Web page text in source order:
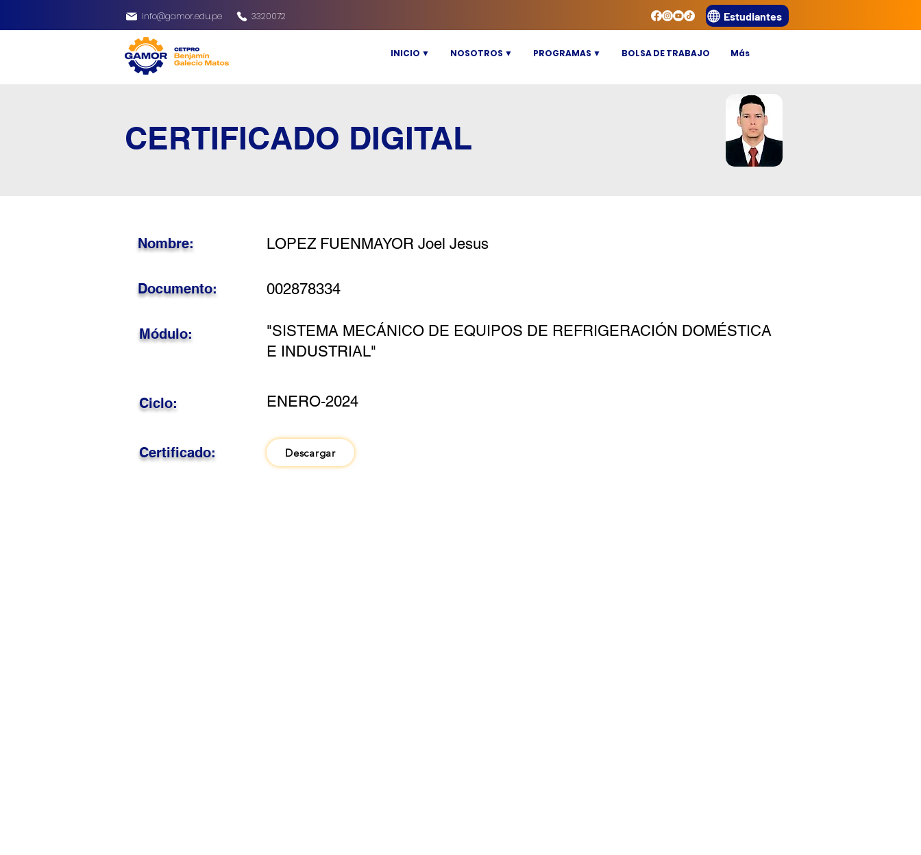
info@gamor.edu.pe 3320072 Estudiantes
INICIO ▼ NOSOTROS ▼ PROGRAMAS ▼ BOLSA DE TRABAJO Más
CERTIFICADO DIGITAL
LOPEZ FUENMAYOR Joel Jesus
Nombre:
002878334
Documento:
"SISTEMA MECÁNICO DE EQUIPOS DE REFRIGERACIÓN DOMÉSTICA
E INDUSTRIAL"
Módulo:
ENERO-2024
Ciclo:
Certificado: Descargar